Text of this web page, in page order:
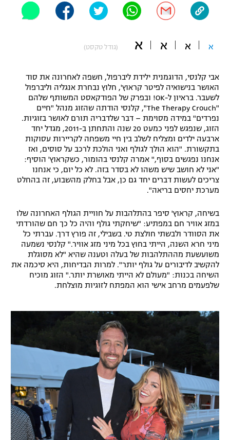
"מחצית בשכונה" – פודקאסט
משתתפים וזוכים בפרסים
תקנון משתתפים וזוכים בפרסים
תקנון עבור פעילות אלקטרה
תקנון עבור פעילות ספורט 1 – "מרלן"
טניס
גיימינג E-Sports
תנאי שימוש
מדיניות פרטיות
תקנון פעילות ספורט 1
רשיון להקרנה פומבית לבית עסק
הצטרפות לחבילת הערוצים
תגיות
המגזין
אופניים
ספורט מוטורי
פוטבול אמריקאי NFL
בייסבול MLB
ספורט אתגרי ואקסטרים
אומנויות לחימה
גיימינג E-Sports
א א א א (גודל טקסט)
אבי קלנסי, הדוגמנית ילידת ליברפול, חשפה לאחרונה את סוד
האושר בנישואיה לפיטר קראוץ', חלוץ נבחרת אנגליה וליברפול
לשעבר. בראיון ל-OK! ובפרק של הפודקאסט המשותף שלהם
"The Therapy Crouch", קלנסי הודתה שהזוג מנהל "חיים
נפרדים" במידה מסוימת – דבר שלדבריה תורם לאושר בזוגיות.
הזוג, שנפגש לפני כמעט 20 שנה והתחתן ב-2011, מגדל יחד
ארבעה ילדים ומצליח לשלב בין חיי משפחה לקריירות עסוקות
בתקשורת. "הוא הולך לגולף ואני הולכת לרכב על סוסים, ואז
אנחנו נפגשים בסוף," אמרה קלנסי בהומור, כשקראוץ' הוסיף:
"אני לא חושב שיש משהו לא בסדר בזה. לא כל יום, כי אנחנו
צריכים לעשות דברים יחד גם כן, אבל בחלק מהשבוע, זה בהחלט
מערכת יחסים בריאה".
בשיחה, קראוץ' סיפר בהתלהבות על חוויית הגולף האחרונה שלו
במזג אוויר חם במפתיע: "שיחקתי גולף והיה כל כך חם שהורדתי
את הסוודר ולבשתי חולצת טי. בשבילי, זה פורץ דרך. עברתי כל
מיני חרא השנה, הייתי בחוץ בכל מיני מזג אוויר." קלנסי נשמעה
משועשעת מההתלהבות של בעלה וטענה שהיא "לא מסוגלת
להקשיב לדיבורים על גולף יותר". למרות הבדיחות, היא סיכמה את
השיחה בכנות: "מעולם לא הייתי מאושרת יותר." הזוג מוכיח
שלפעמים מרחב אישי הוא המפתח לזוגיות מוצלחת.